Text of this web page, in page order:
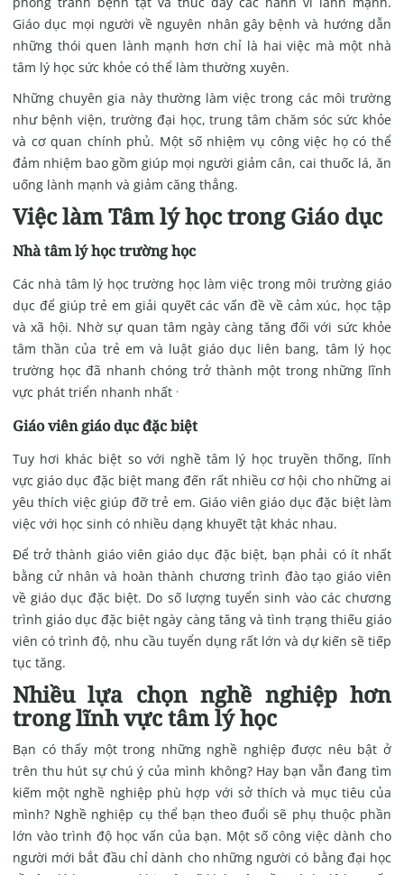
Giáo dục mọi người về nguyên nhân gây bệnh và hướng dẫn
những thói quen lành mạnh hơn chỉ là hai việc mà một nhà
tâm lý học sức khỏe có thể làm thường xuyên.
Những chuyên gia này thường làm việc trong các môi trường
như bệnh viện, trường đại học, trung tâm chăm sóc sức khỏe
và cơ quan chính phủ. Một số nhiệm vụ công việc họ có thể
đảm nhiệm bao gồm giúp mọi người giảm cân, cai thuốc lá, ăn
uống lành mạnh và giảm căng thẳng.
Việc làm Tâm lý học trong Giáo dục
Nhà tâm lý học trường học
Các nhà tâm lý học trường học làm việc trong môi trường giáo
dục để giúp trẻ em giải quyết các vấn đề về cảm xúc, học tập
và xã hội. Nhờ sự quan tâm ngày càng tăng đối với sức khỏe
tâm thần của trẻ em và luật giáo dục liên bang, tâm lý học
trường học đã nhanh chóng trở thành một trong những lĩnh
vực phát triển nhanh nhất .
Giáo viên giáo dục đặc biệt
Tuy hơi khác biệt so với nghề tâm lý học truyền thống, lĩnh
vực giáo dục đặc biệt mang đến rất nhiều cơ hội cho những ai
yêu thích việc giúp đỡ trẻ em. Giáo viên giáo dục đặc biệt làm
việc với học sinh có nhiều dạng khuyết tật khác nhau.
Để trở thành giáo viên giáo dục đặc biệt, bạn phải có ít nhất
bằng cử nhân và hoàn thành chương trình đào tạo giáo viên
về giáo dục đặc biệt. Do số lượng tuyển sinh vào các chương
trình giáo dục đặc biệt ngày càng tăng và tình trạng thiếu giáo
viên có trình độ, nhu cầu tuyển dụng rất lớn và dự kiến sẽ tiếp
tục tăng.
Nhiều lựa chọn nghề nghiệp hơn
trong lĩnh vực tâm lý học
Bạn có thấy một trong những nghề nghiệp được nêu bật ở
trên thu hút sự chú ý của mình không? Hay bạn vẫn đang tìm
kiếm một nghề nghiệp phù hợp với sở thích và mục tiêu của
mình? Nghề nghiệp cụ thể bạn theo đuổi sẽ phụ thuộc phần
lớn vào trình độ học vấn của bạn. Một số công việc dành cho
người mới bắt đầu chỉ dành cho những người có bằng đại học